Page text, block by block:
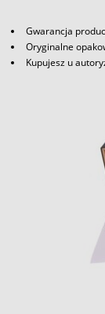
Gwarancja
Oryginalne
Kupujesz u